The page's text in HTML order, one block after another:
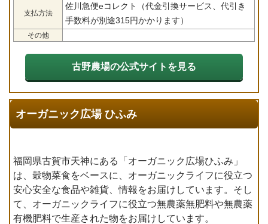
支払方法
佐川急便eコレクト（代金引換サービス、代引き
手数料が別途315円かかります）
その他
古野農場の公式サイトを見る
オーガニック広場 ひふみ
福岡県古賀市天神にある「オーガニック広場ひふみ」
は、穀物菜食をベースに、オーガニックライフに役立つ
安心安全な食品や雑貨、情報をお届けしています。そし
て、オーガニックライフに役立つ無農薬無肥料や無農薬
有機肥料で生産された物をお届けしています。